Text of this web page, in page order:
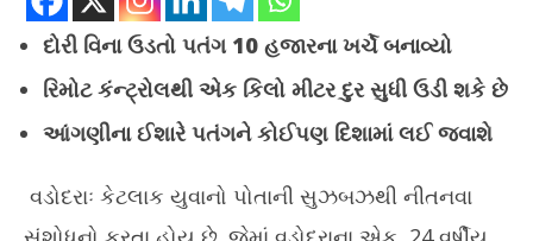
દોરી વિના ઉડતો પતંગ 10 હજારના ખર્ચે બનાવ્યો
રિમોટ કંન્ટ્રોલથી એક કિલો મીટર દુર સુધી ઉડી શકે છે
આંગણીના ઈશારે પતંગને કોઈપણ દિશામાં લઈ જવાશે
વડોદરાઃ કેટલાક યુવાનો પોતાની સુઝબઝથી નીતનવા